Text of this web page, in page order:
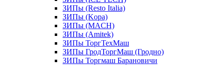
ЗИПы (Resto Italia)
ЗИПы (Kopa)
ЗИПы (MACH)
ЗИПы (Amitek)
ЗИПы ТоргТехМаш
ЗИПы ГродТоргМаш (Гродно)
ЗИПы Торгмаш Барановичи